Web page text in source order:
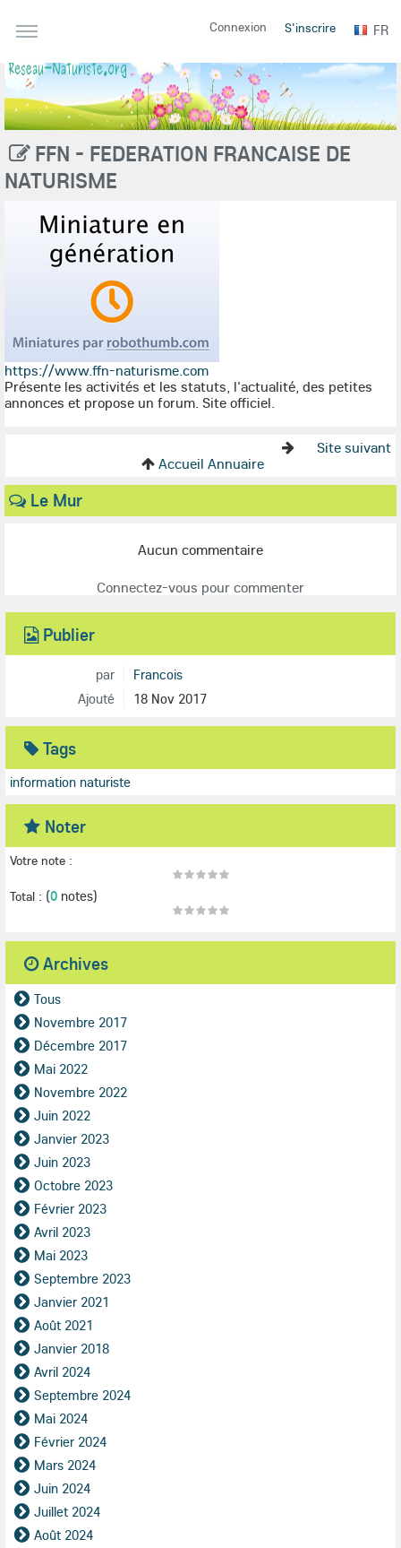
Connexion S'inscrire FR
FFN - FEDERATION FRANCAISE DE
NATURISME
https://www.ffn-naturisme.com
Présente les activités et les statuts, l'actualité, des petites
annonces et propose un forum. Site officiel.
Site suivant
Accueil Annuaire
Le Mur
Aucun commentaire
Connectez-vous pour commenter
Publier
par
Francois
Ajouté
18 Nov 2017
Tags
information naturiste
Noter
Votre note :
Total : (0 notes)
Archives
Tous
Novembre 2017
Décembre 2017
Mai 2022
Novembre 2022
Juin 2022
Janvier 2023
Juin 2023
Octobre 2023
Février 2023
Avril 2023
Mai 2023
Septembre 2023
Janvier 2021
Août 2021
Janvier 2018
Avril 2024
Septembre 2024
Mai 2024
Février 2024
Mars 2024
Juin 2024
Juillet 2024
Août 2024